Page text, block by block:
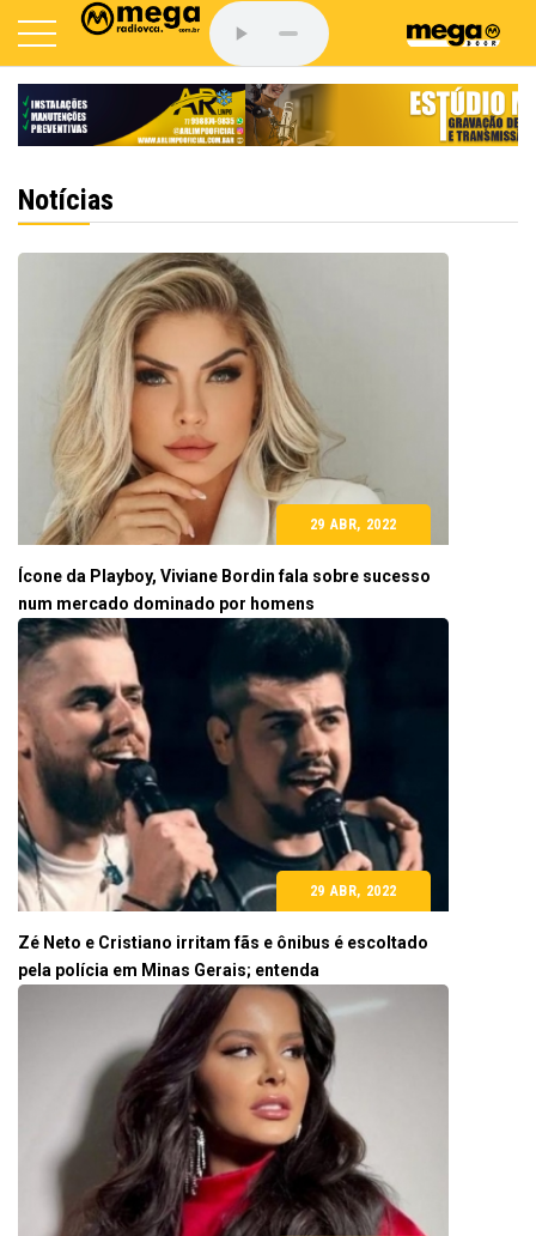
Notícias
29 ABR, 2022
Ícone da Playboy, Viviane Bordin fala sobre sucesso
num mercado dominado por homens
29 ABR, 2022
Zé Neto e Cristiano irritam fãs e ônibus é escoltado
pela polícia em Minas Gerais; entenda